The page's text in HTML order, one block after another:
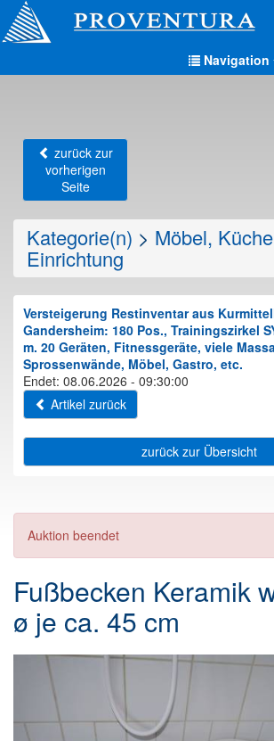
Navigation
zurück zur
vorherigen
Seite
Kategorie(n) > Möbel,
Einrichtung
Versteigerung Restinventar aus
Gandersheim: 180 Pos., Trainingszirkel
m. 20 Geräten, Fitnessgeräte, viele
Sprossenwände, Möbel, Gastro, etc.
Endet: 08.06.2026 - 09:30:00
Artikel zurück
zurück zur Übersicht
Auktion beendet
Fußbecken Keramik
ø je ca. 45 cm